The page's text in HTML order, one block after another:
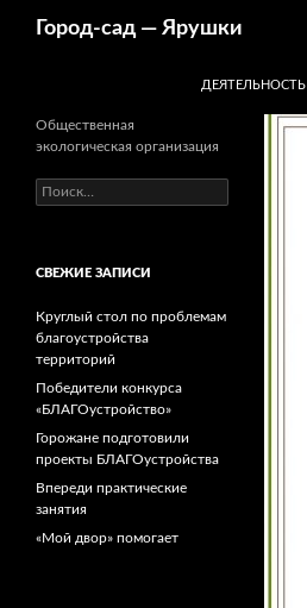
Город-cад — Ярушки
ДЕЯТЕЛЬНОСТЬ
Общественная
экологическая организация
Найти:
СВЕЖИЕ ЗАПИСИ
Круглый стол по проблемам
благоустройства
территорий
Победители конкурса
«БЛАГОустройство»
Горожане подготовили
проекты БЛАГОустройства
Впереди практические
занятия
«Мой двор» помогает